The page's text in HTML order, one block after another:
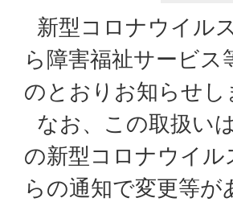
新型コロナウイル
ら障害福祉サービ
のとおりお知らせし
なお、この取扱い
の新型コロナウイル
らの通知で変更等